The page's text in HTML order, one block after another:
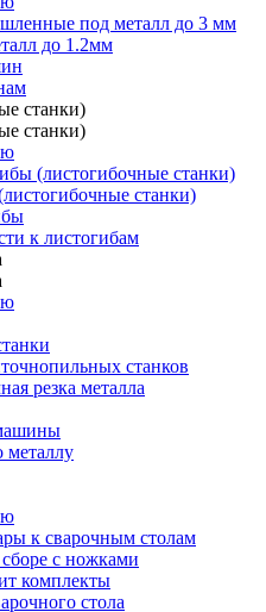
под металл до 3 мм
до 1.2мм
станки)
станки)
(листогибочные станки)
станки)
к листогибам
станков
резка металла
металлу
к сварочным столам
с ножками
комплекты
стола